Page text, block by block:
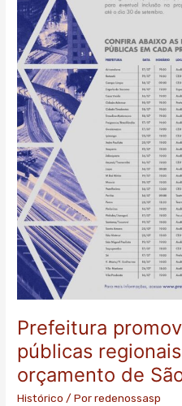
Prefeitura
públicas
orçamento de
Histórico / Porredenossasp
Paulo
para
2019